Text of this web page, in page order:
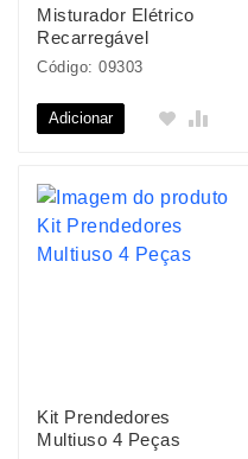
Misturador Elétrico
Recarregável
Código: 09303
Adicionar
Kit Prendedores
Multiuso 4 Peças